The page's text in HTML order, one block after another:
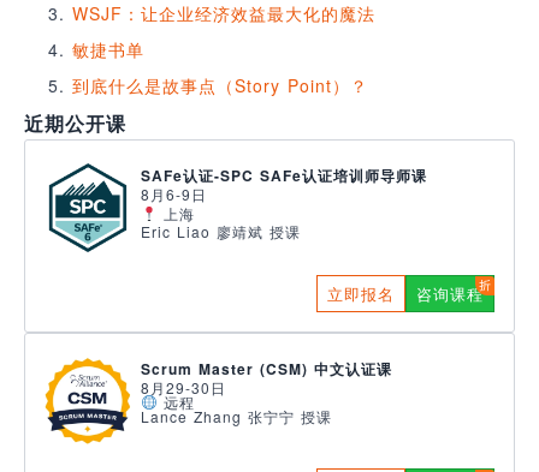
WSJF：让企业经济效益最大化的魔法
敏捷书单
到底什么是故事点（Story Point）？
近期公开课
SAFe认证-SPC SAFe认证培训师导师课
8月6-9日
上海
Eric Liao 廖靖斌 授课
立即报名 咨询课程
Scrum Master (CSM) 中文认证课
8月29-30日
远程
Lance Zhang 张宁宁 授课